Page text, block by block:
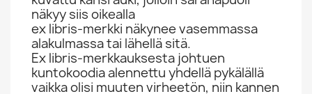
näkyy siis oikealla
ex libris-merkki näkynee vasemmassa
alakulmassa tai lähellä sitä.
Ex libris-merkkauksesta johtuen
kuntokoodia alennettu yhdellä pykälällä
vaikka olisi muuten virheetön, niin kannen